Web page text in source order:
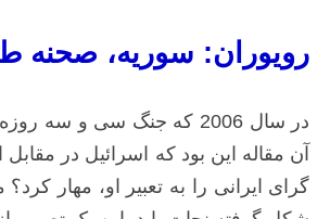
رویوران: سوریه،
در سال 2006 که جنگ سی
آن مقاله این بود که اسرائیل در
گرای ایرانی را به تعبیر او، مهار